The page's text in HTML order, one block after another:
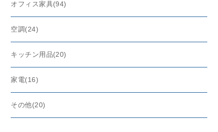
オフィス家具(94)
空調(24)
キッチン用品(20)
家電(16)
その他(20)